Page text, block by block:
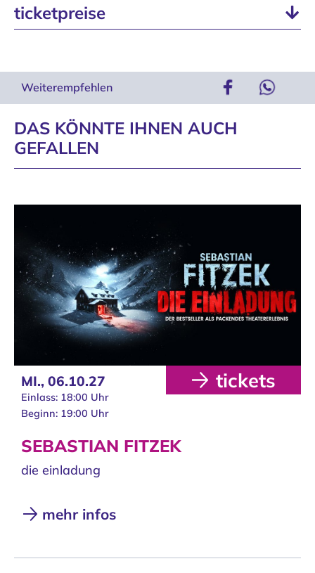
ticketpreise
Weiterempfehlen
DAS KÖNNTE IHNEN AUCH
GEFALLEN
MI., 06.10.27
Einlass: 18:00 Uhr
Beginn: 19:00 Uhr
tickets
SEBASTIAN FITZEK
die einladung
mehr infos